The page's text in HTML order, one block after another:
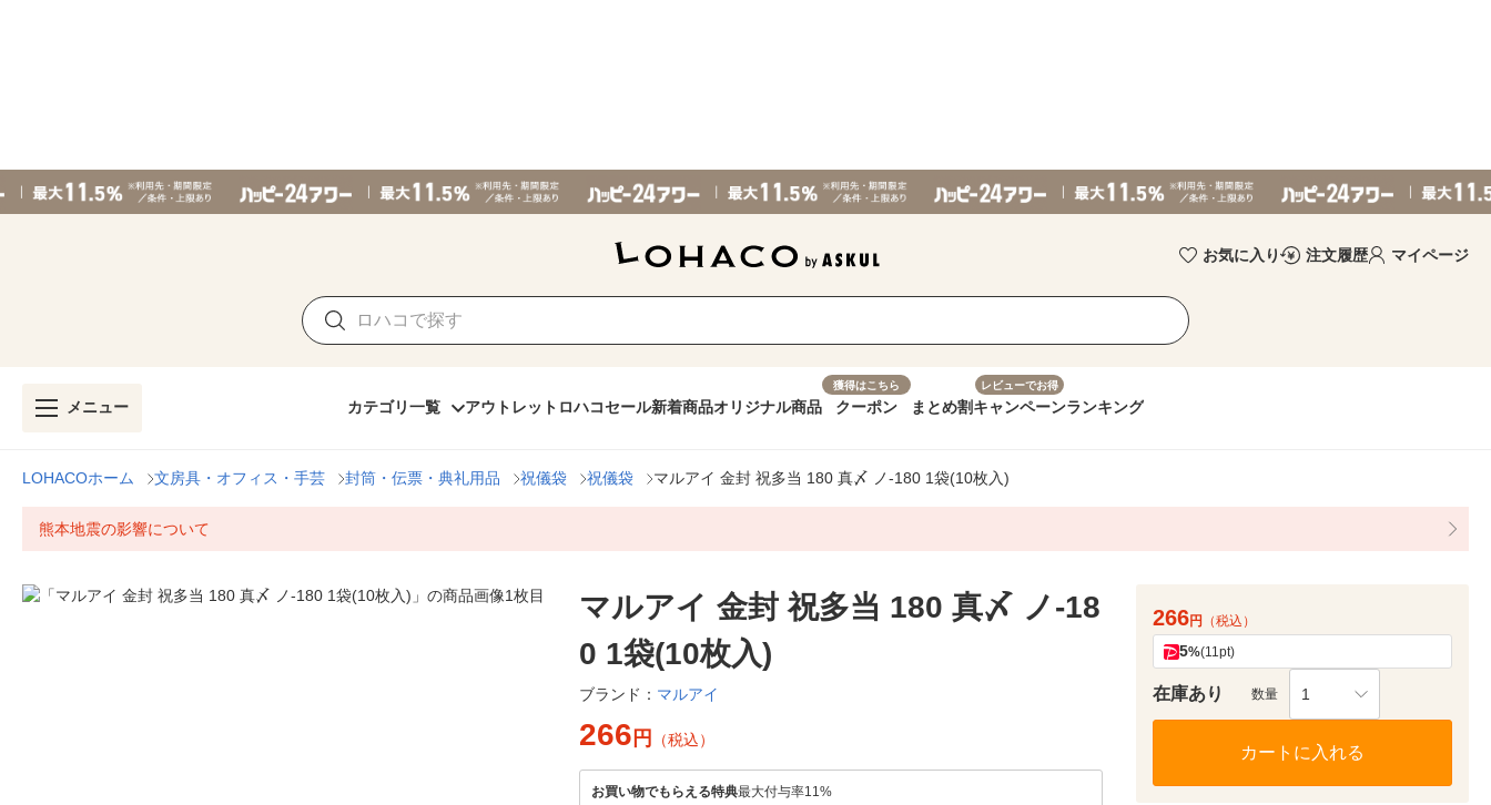
お気に入り 注文履歴 マイページ
メニュー カテゴリ一覧 アウトレット ロハコセール新着商品オリジナル商品
獲得はこちら
クーポン まとめ割
レビューでお得
キャンペーンランキング
LOHACOホーム 文房具・オフィス・手芸 封筒・伝票・典礼用品 祝儀袋 祝儀袋 マルアイ 金封 祝多当 180 真〆 ノ-180 1袋(10枚入)
熊本地震の影響について
マルアイ 金封 祝多当 180 真〆 ノ-18
0 1袋(10枚入)
ブランド： マルアイ
266 円 （税込）
お買い物でもらえる特典最大付与率11%
266円 （税込）
5%(11pt)
在庫あり 数量 1
カートに入れる